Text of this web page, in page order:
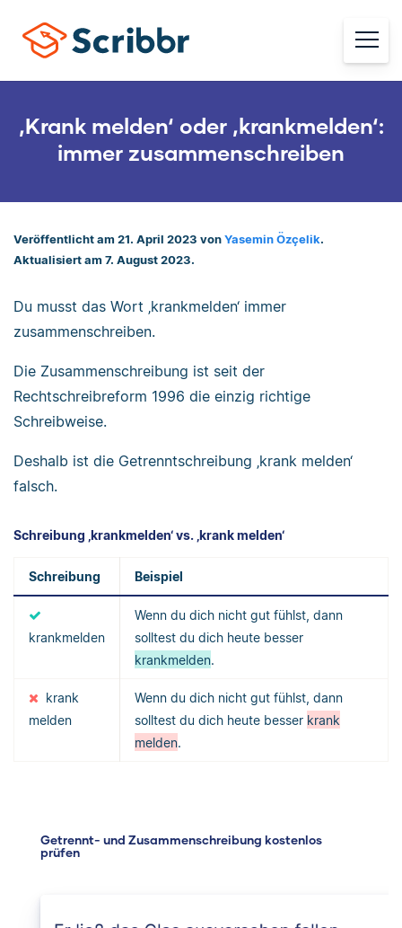
‚Krank melden‘ oder ‚krankmelden‘:
immer zusammenschreiben
Veröffentlicht am 21. April 2023 von Yasemin Özçelik.
Aktualisiert am 7. August 2023.
Du musst das Wort ‚krankmelden‘ immer
zusammenschreiben.
Die Zusammenschreibung ist seit der
Rechtschreibreform 1996 die einzig richtige
Schreibweise.
Deshalb ist die Getrenntschreibung ‚krank melden‘
falsch.
Schreibung ‚krankmelden‘ vs. ‚krank melden‘
Schreibung Beispiel
krankmelden
Wenn du dich nicht gut fühlst, dann
solltest du dich heute besser
krankmelden.
krank
melden
Wenn du dich nicht gut fühlst, dann
solltest du dich heute besser krank
melden.
Getrennt- und Zusammenschreibung kostenlos
prüfen